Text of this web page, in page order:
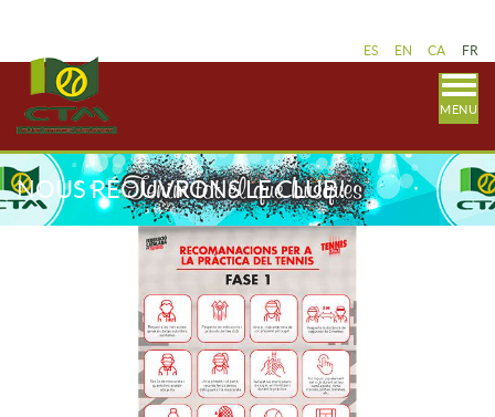
ES EN CA FR
MENU
NOUS RÉOUVRONS LE CLUB!
RETOURNONS LE LUNDI!